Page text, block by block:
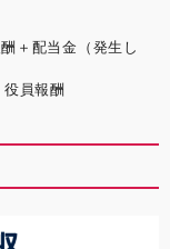
＋配当金（発生し
員報酬